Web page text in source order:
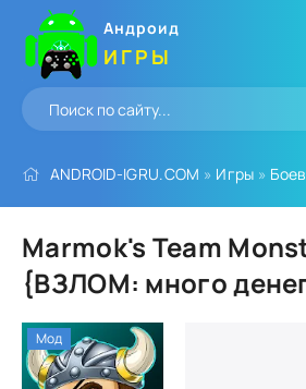
Андроид
ИГРЫ
ANDROID-IGRU.COM » Игры »
Marmok's Team
{ВЗЛОМ: много
Мод